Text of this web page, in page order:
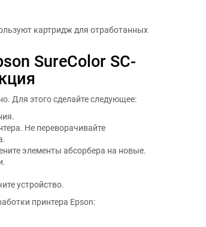
картридж для отработанных
SureColor SC-
Для этого сделайте следующее:
Не переворачивайте
элементы абсорбера на новые.
устройство.
принтера Epson: